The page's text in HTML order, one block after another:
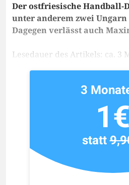
Der ostfriesische
unter anderem zwei Ungarn
Dagegen verlässt auch
Lesedauer des Artikels: ca. 3
3
1€
statt